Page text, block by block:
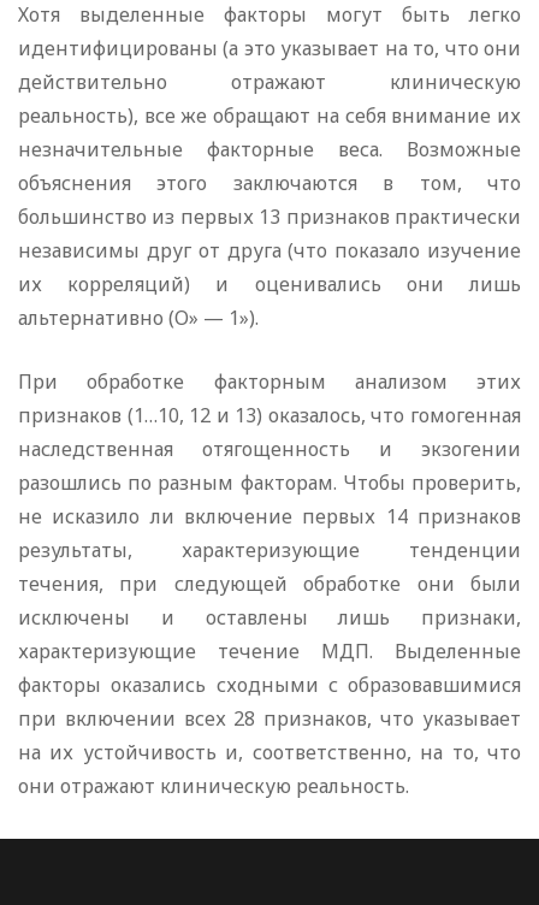
Хотя выделенные факторы могут быть легко
идентифицированы (а это указывает на то, что они
действительно отражают клиническую
реальность), все же обращают на себя внимание их
незначительные факторные веса. Возможные
объяснения этого заключаются в том, что
большинство из первых 13 признаков практически
независимы друг от друга (что показало изучение
их корреляций) и оценивались они лишь
альтернативно (О» — 1»).
При обработке факторным анализом этих
признаков (1…10, 12 и 13) оказалось, что гомогенная
наследственная отягощенность и экзогении
разошлись по разным факторам. Чтобы проверить,
не исказило ли включение первых 14 признаков
результаты, характеризующие тенденции
течения, при следующей обработке они были
исключены и оставлены лишь признаки,
характеризующие течение МДП. Выделенные
факторы оказались сходными с образовавшимися
при включении всех 28 признаков, что указывает
на их устойчивость и, соответственно, на то, что
они отражают клиническую реальность.